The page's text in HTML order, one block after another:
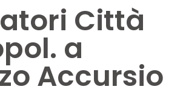
Città
a
Accursio